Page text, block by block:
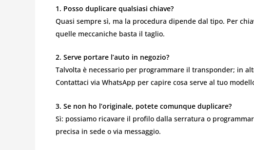
1. Posso duplicare qualsiasi chiave?
Quasi sempre sì, ma la procedura dipende dal tipo. Per
quelle meccaniche basta il taglio.
2. Serve portare l’auto in negozio?
Talvolta è necessario per programmare il transponder; in
Contattaci via WhatsApp per capire cosa serve al tuo
3. Se non ho l’originale, potete comunque duplicare?
Sì: possiamo ricavare il profilo dalla serratura o
precisa in sede o via messaggio.